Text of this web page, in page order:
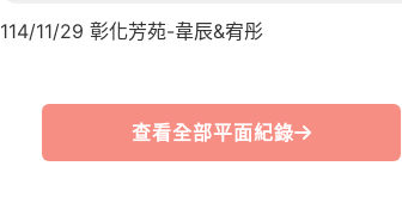
114/11/29 彰化芳苑-韋辰&宥彤
查看全部平面紀錄